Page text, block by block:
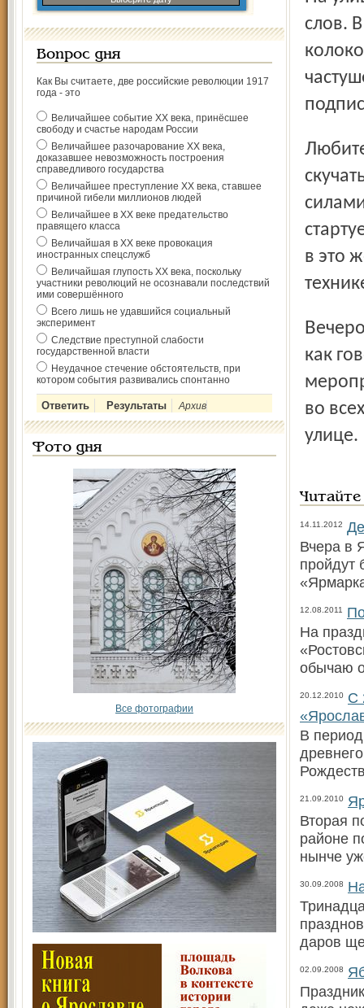
Вопрос дня
Как Вы считаете, две российские революции 1917
года - это
Величайшее событие ХХ века, принёсшее
свободу и счастье народам России
Величайшее разочарование ХХ века,
доказавшее невозможность построения
справедливого государства
Величайшее преступление ХХ века, ставшее
причиной гибели миллионов людей
Величайшее в ХХ веке предательство
правящего класса
Величайшая в ХХ веке провокация
иностранных спецслужб
Величайшая глупость ХХ века, поскольку
участники революций не осознавали последствий
ими совершённого
Всего лишь не удавшийся социальный
эксперимент
Следствие преступной слабости
государственной власти
Неудачное стечение обстоятельств, при
котором события развивались спонтанно
Архив
Фото дня
Все фотографии
слов.
Любителям спортивных состязаний тоже не придется
в это
Вечером, в 23-15, как всегда, – фейерверк. Место и время,
как
во
улице.
14.11.2012
Вчера в
пройдут
12.08.2011
На
обычаю
20.12.2010 С
В
21.09.2010
Вторая
районе
нынче
30.09.2008
даров
02.09.2008